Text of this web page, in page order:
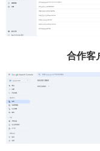
合作客